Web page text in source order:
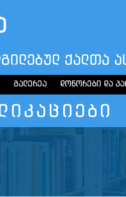
ქალთა
გალერეა დონორები და